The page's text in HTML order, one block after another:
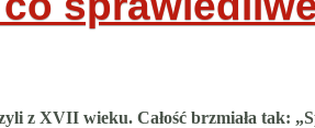
z XVII wieku. Całość brzmiała tak: